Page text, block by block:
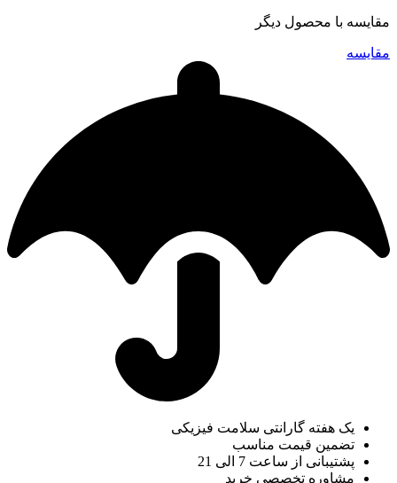
مقایسه با محصول دیگر
مقایسه
یک هفته گارانتی سلامت فیزیکی
تضمین قیمت مناسب
پشتیبانی از ساعت 7 الی 21
مشاوره تخصصی خرید